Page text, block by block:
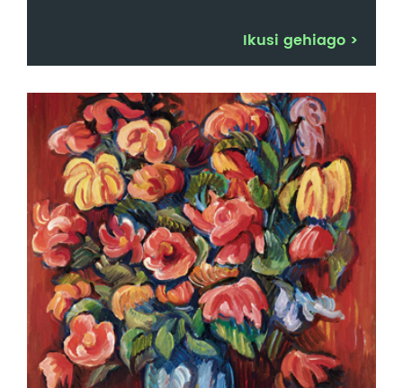
Ikusi gehiago >